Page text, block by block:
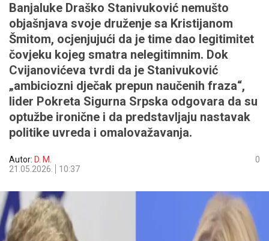
Banjaluke Draško Stanivuković nemušto
objašnjava svoje druženje sa Kristijanom
Šmitom, ocjenjujući da je time dao legitimitet
čovjeku kojeg smatra nelegitimnim. Dok
Cvijanovićeva tvrdi da je Stanivuković
„ambiciozni dječak prepun naučenih fraza“,
lider Pokreta Sigurna Srpska odgovara da su
optužbe ironične i da predstavljaju nastavak
politike uvreda i omalovažavanja.
Autor: D. M.
21.05.2026.
10:37
0